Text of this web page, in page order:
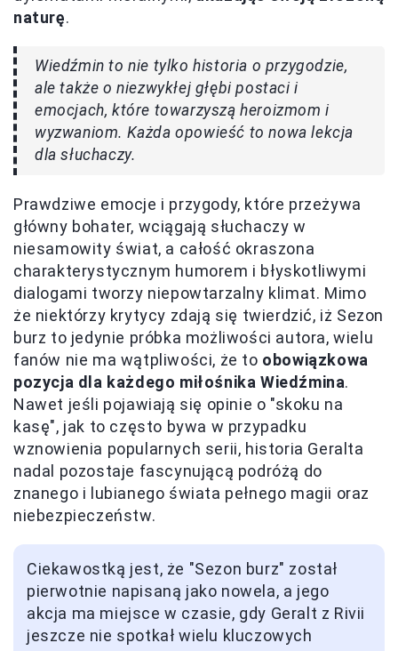
naturę.
Wiedźmin to nie tylko historia o przygodzie,
ale także o niezwykłej głębi postaci i
emocjach, które towarzyszą heroizmom i
wyzwaniom. Każda opowieść to nowa lekcja
dla słuchaczy.
Prawdziwe emocje i przygody, które przeżywa
główny bohater, wciągają słuchaczy w
niesamowity świat, a całość okraszona
charakterystycznym humorem i błyskotliwymi
dialogami tworzy niepowtarzalny klimat. Mimo
że niektórzy krytycy zdają się twierdzić, iż Sezon
burz to jedynie próbka możliwości autora, wielu
fanów nie ma wątpliwości, że to obowiązkowa
pozycja dla każdego miłośnika Wiedźmina.
Nawet jeśli pojawiają się opinie o "skoku na
kasę", jak to często bywa w przypadku
wznowienia popularnych serii, historia Geralta
nadal pozostaje fascynującą podróżą do
znanego i lubianego świata pełnego magii oraz
niebezpieczeństw.
Ciekawostką jest, że "Sezon burz" został
pierwotnie napisaną jako nowela, a jego
akcja ma miejsce w czasie, gdy Geralt z Rivii
jeszcze nie spotkał wielu kluczowych